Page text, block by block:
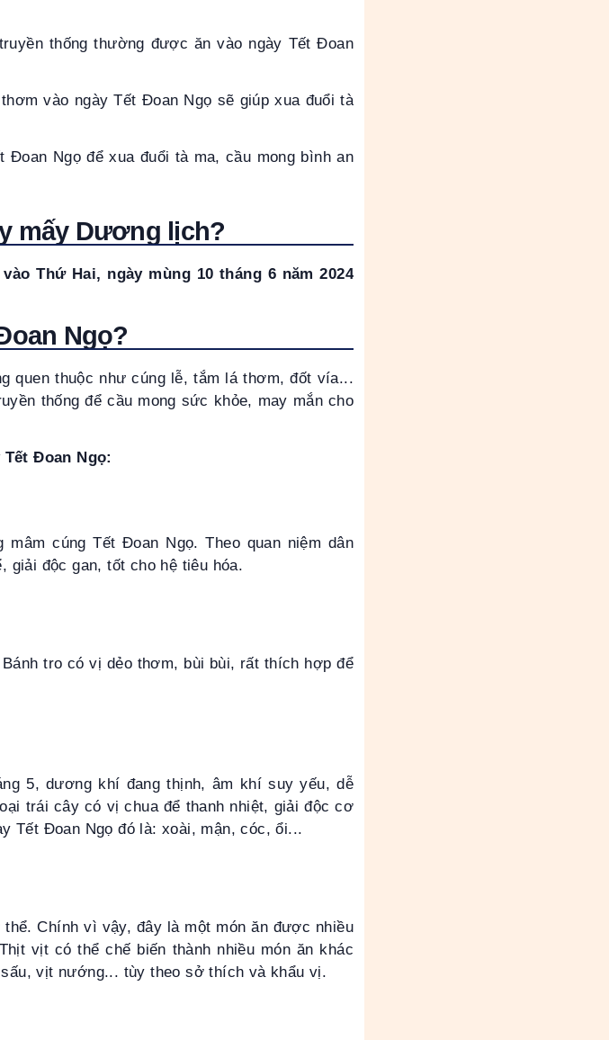
thống thường được ăn vào ngày Tết Đoan
vào ngày Tết Đoan Ngọ sẽ giúp xua đuổi tà
Ngọ để xua đuổi tà ma, cầu mong bình an
mấy Dương lịch?
Thứ Hai, ngày mùng 10 tháng 6 năm 2024
Ngọ?
quen thuộc như cúng lễ, tắm lá thơm, đốt vía...
thống để cầu mong sức khỏe, may mắn cho
Đoan Ngọ:
cúng Tết Đoan Ngọ. Theo quan niệm dân
giải độc gan, tốt cho hệ tiêu hóa.
tro có vị dẻo thơm, bùi bùi, rất thích hợp để
5, dương khí đang thịnh, âm khí suy yếu, dễ
trái cây có vị chua để thanh nhiệt, giải độc cơ
Tết Đoan Ngọ đó là: xoài, mận, cóc, ổi...
Chính vì vậy, đây là một món ăn được nhiều
vịt có thể chế biến thành nhiều món ăn khác
vịt nướng... tùy theo sở thích và khẩu vị.